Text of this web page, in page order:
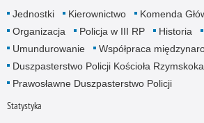
Jednostki Kierownictwo
Komenda
Organizacja
Policja w III RP Historia
Umundurowanie
Współpraca
Duszpasterstwo Policji Kościoła
Prawosławne Duszpasterstwo Policji
Statystyka